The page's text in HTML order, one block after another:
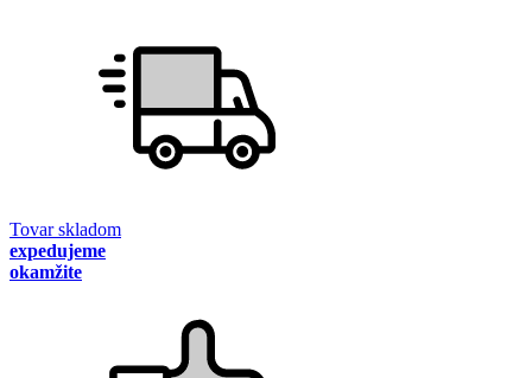
Tovar skladom
expedujeme
okamžite